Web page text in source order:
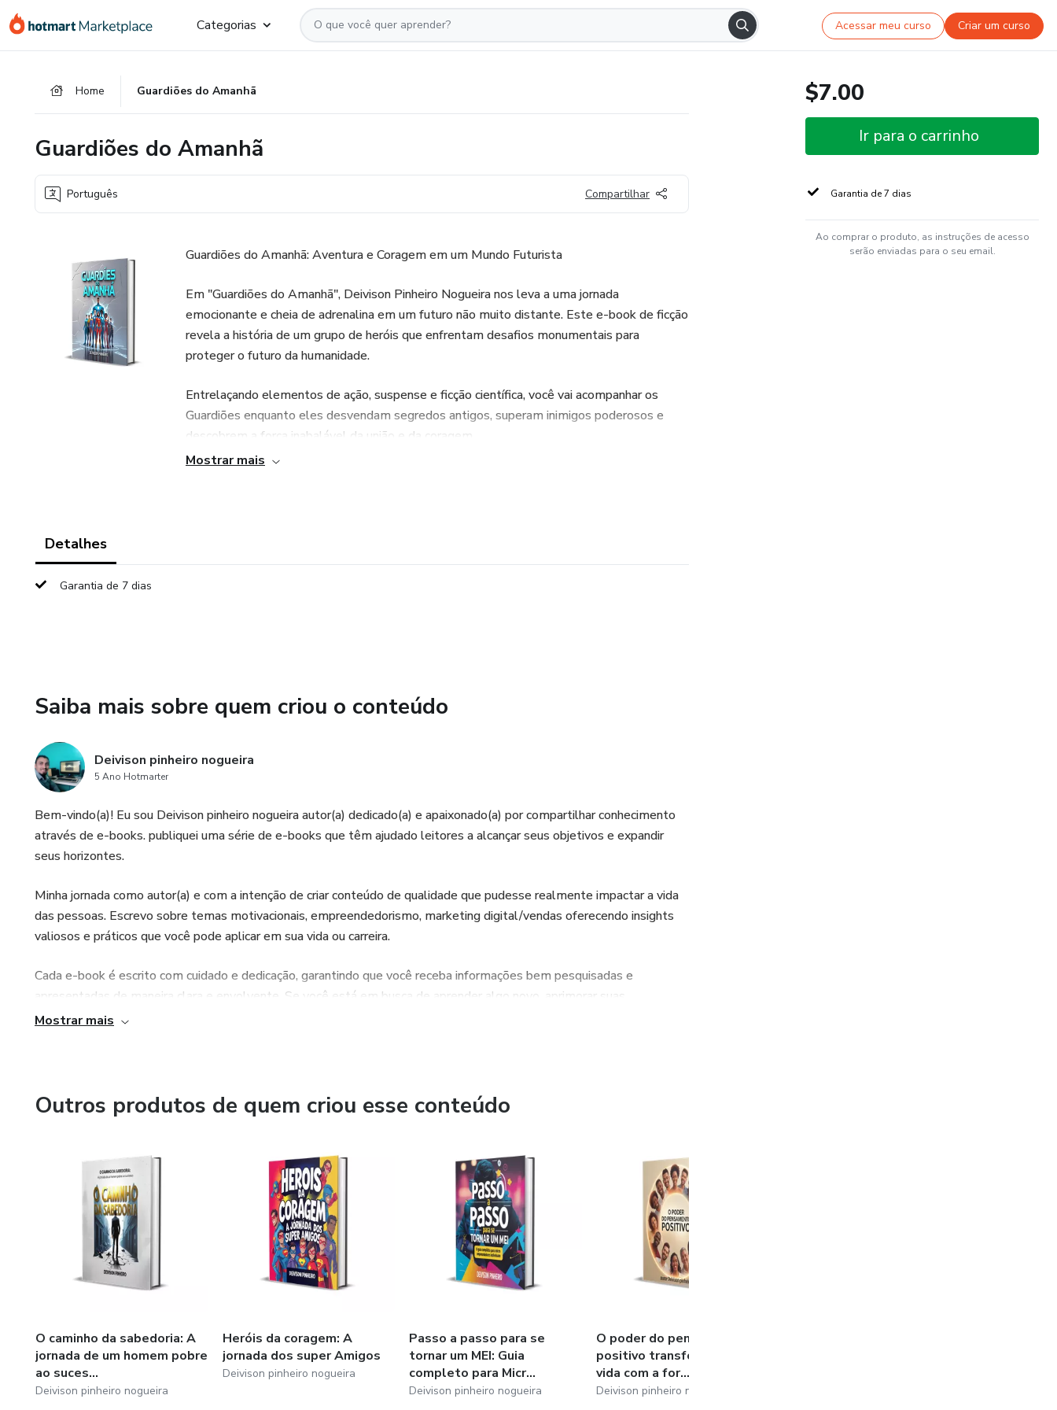
para
para
para
Categorias Acessar meu curso Criar um curso
Home Guardiões do Amanhã
Guardiões do Amanhã
Português Compartilhar
Guardiões do Amanhã: Aventura e Coragem em um Mundo Futurista
Em "Guardiões do Amanhã", Deivison Pinheiro Nogueira nos leva a uma jornada
emocionante e cheia de adrenalina em um futuro não muito distante. Este e-book de ficção
revela a história de um grupo de heróis que enfrentam desafios monumentais para
proteger o futuro da humanidade.
Entrelaçando elementos de ação, suspense e ficção científica, você vai acompanhar os
Guardiões enquanto eles desvendam segredos antigos, superam inimigos poderosos e
descobrem a força inabalável da união e da coragem.
Mostrar mais
Detalhes
Garantia de 7 dias
Saiba mais sobre quem criou o conteúdo
Deivison pinheiro nogueira
5 Ano Hotmarter
Bem-vindo(a)! Eu sou Deivison pinheiro nogueira autor(a) dedicado(a) e apaixonado(a) por compartilhar conhecimento
através de e-books. publiquei uma série de e-books que têm ajudado leitores a alcançar seus objetivos e expandir
seus horizontes.
Minha jornada como autor(a) e com a intenção de criar conteúdo de qualidade que pudesse realmente impactar a vida
das pessoas. Escrevo sobre temas motivacionais, empreendedorismo, marketing digital/vendas oferecendo insights
valiosos e práticos que você pode aplicar em sua vida ou carreira.
Cada e-book é escrito com cuidado e dedicação, garantindo que você receba informações bem pesquisadas e
apresentadas de maneira clara e envolvente. Se você está em busca de aprender algo novo, aprimorar suas
habilidades ou se inspirar, meus e-books são a escolha perfeita para você.
Mostrar mais
Outros produtos de quem criou esse conteúdo
O caminho da sabedoria: A
jornada de um homem pobre
ao suces...
Deivison pinheiro nogueira
Heróis da coragem: A
jornada dos super Amigos
Deivison pinheiro nogueira
Passo a passo para se
tornar um MEI: Guia
completo para Micr...
Deivison pinheiro nogueira
O poder do pensamento
positivo transforme sua
vida com a for...
Deivison pinheiro nogueira
$7.00
Ir para o carrinho
Garantia de 7 dias
Ao comprar o produto, as instruções de acesso
serão enviadas para o seu email.